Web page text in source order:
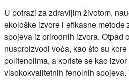
U potrazi za zdravijim životom,
ekološke izvore i efikasne metode
spojeva iz prirodnih izvora. Otpad
nusproizvodi voća, kao što su
polifenolima, a koriste se kao
visokokvalitetnih fenolnih